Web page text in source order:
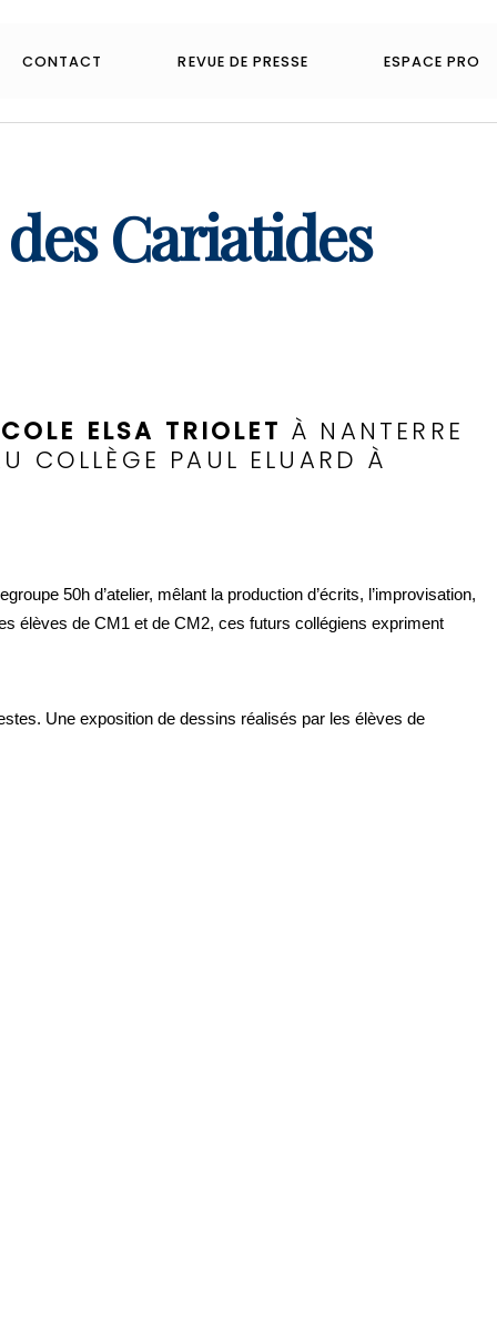
CONTACT REVUE DE PRESSE ESPACE PRO
Cariatides
ELSA TRIOLET À NANTERRE
COLLÈGE PAUL ELUARD À
50h d’atelier, mêlant la production d’écrits, l’improvisation,
élèves de CM1 et de CM2, ces futurs collégiens expriment
Une exposition de dessins réalisés par les élèves de